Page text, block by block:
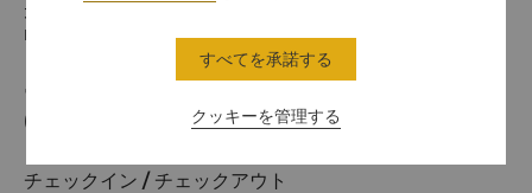
330038 No. 669, Cui Lin Road, Honggutan District,
Nanchang, Jiangxi Province
電話番号
(86 791) 8222 2888
チェックイン / チェックアウト
クッキーを管理する
すべてを承諾する